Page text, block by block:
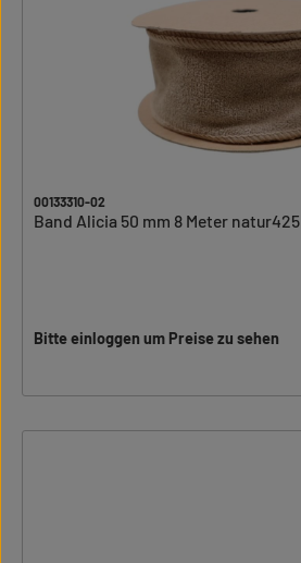
00133310-02
Band Alicia 50 mm 8 Meter natur425
Bitte einloggen um Preise zu sehen